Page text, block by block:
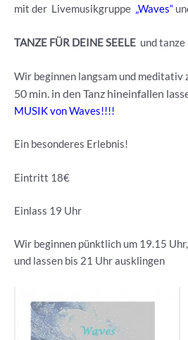
mit der Livemusikgruppe „Waves“
TANZE FÜR DEINE SEELE und tanze
Wir beginnen langsam und meditativ
50 min. in den Tanz hineinfallen
MUSIK von Waves!!!!
Ein besonderes Erlebnis!
Eintritt 18€
Einlass 19 Uhr
Wir beginnen pünktlich um 19.15
und lassen bis 21 Uhr ausklingen